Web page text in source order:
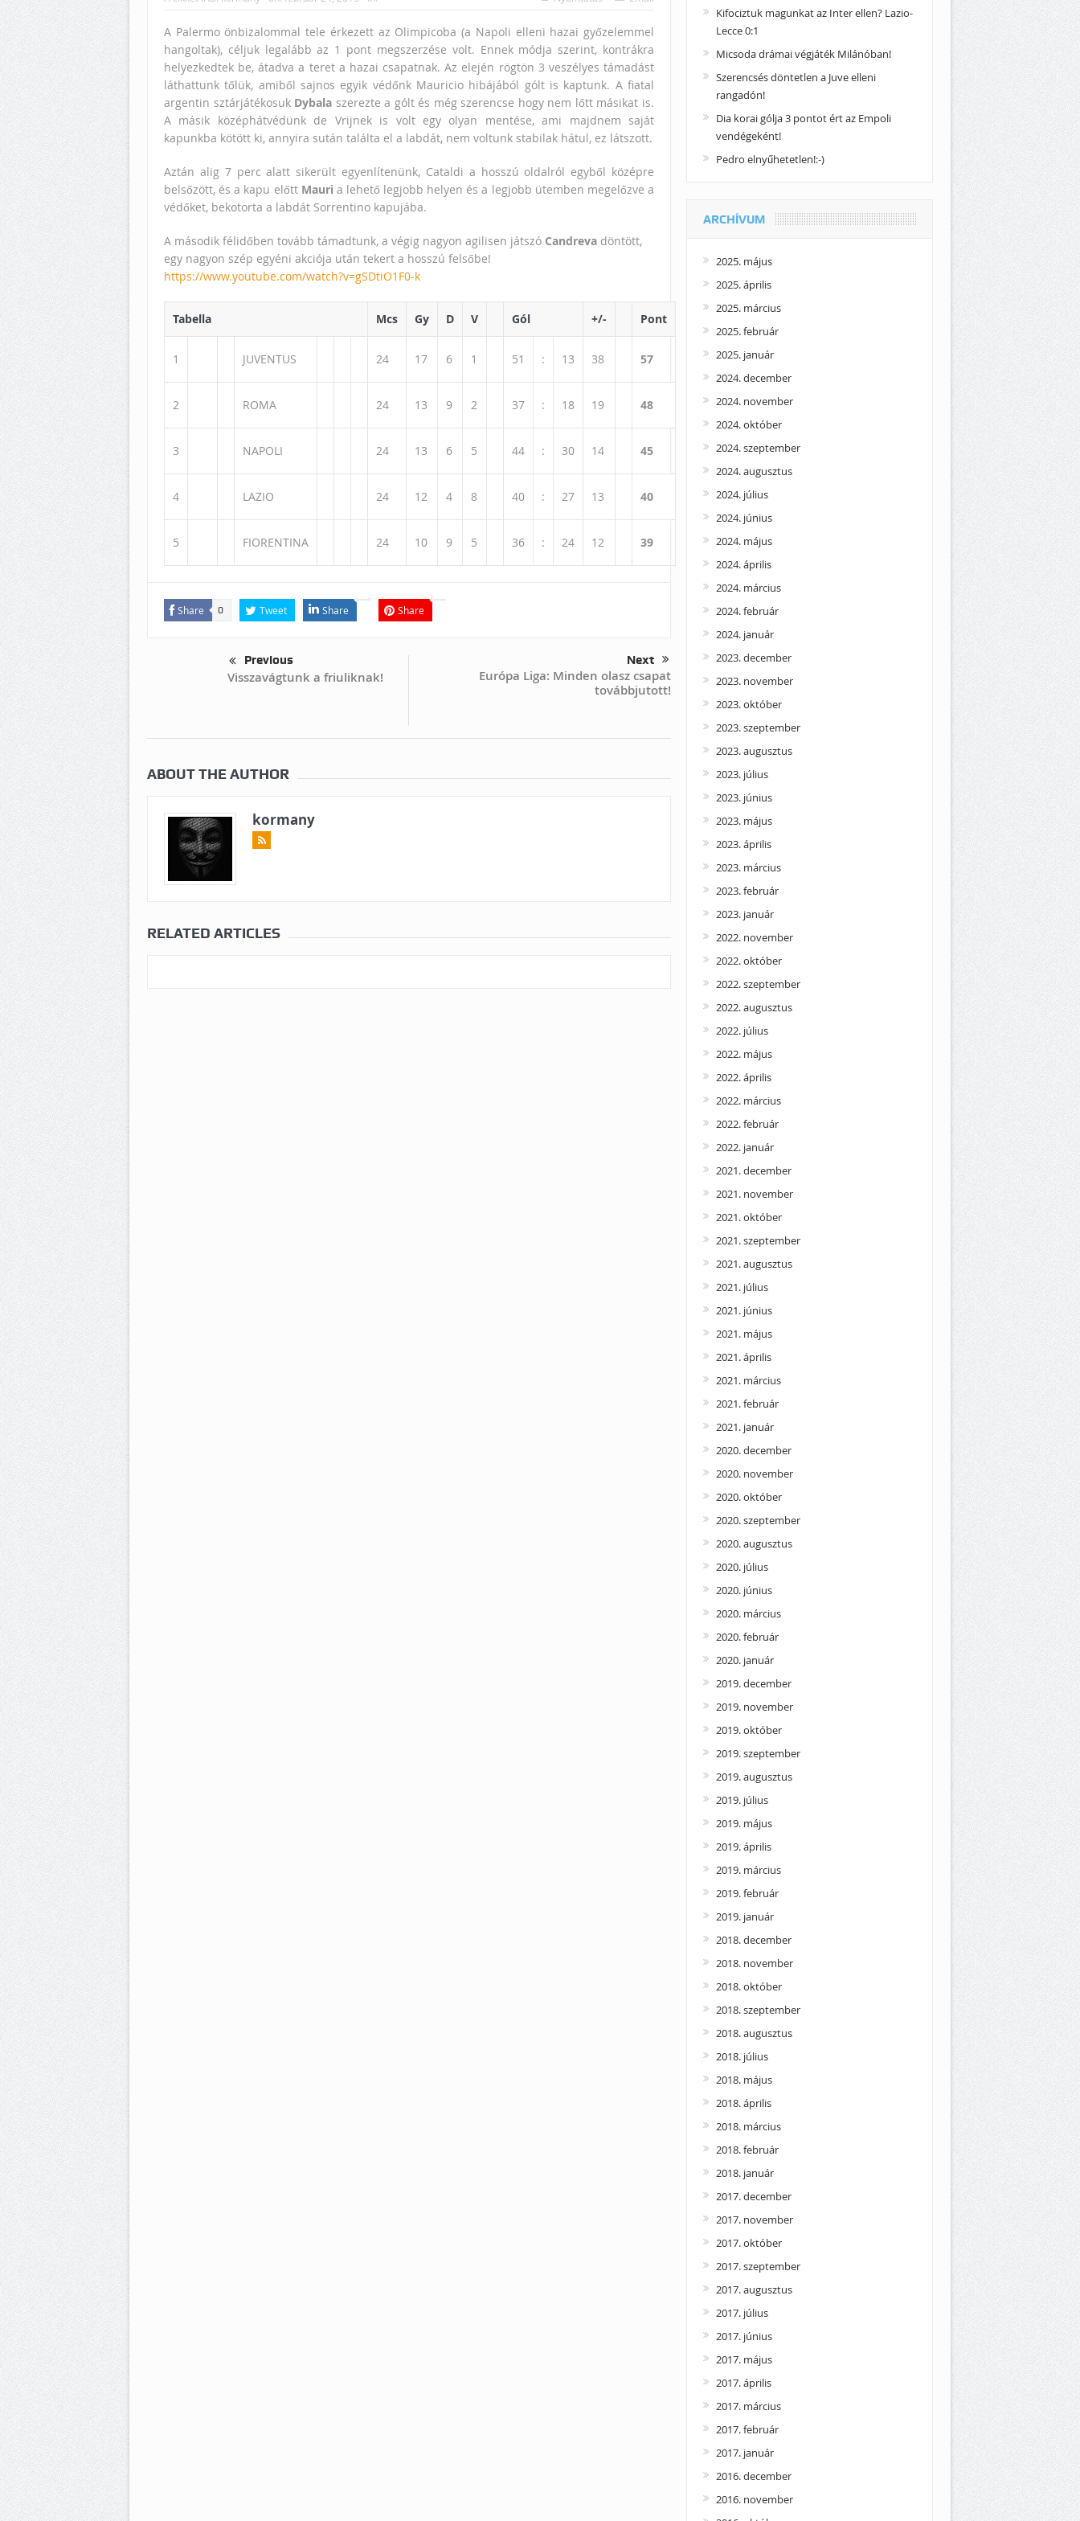
A Palermo önbizalommal tele érkezett az Olimpicoba (a Napoli elleni hazai győzelemmel
hangoltak), céljuk legalább az 1 pont megszerzése volt. Ennek módja szerint, kontrákra
helyezkedtek be, átadva a teret a hazai csapatnak. Az elején rögtön 3 veszélyes támadást
láthattunk tőlük, amiből sajnos egyik védőnk Mauricio hibájából gólt is kaptunk. A fiatal
argentin sztárjátékosukDybala szerezte a gólt és még szerencse hogy nem lőtt másikat is.
A másik középhátvédünk de Vrijnek is volt egy olyan mentése, ami majdnem saját
kapunkba kötött ki, annyira sután találta el a labdát, nem voltunk stabilak hátul, ez látszott.
Aztán alig 7 perc alatt sikerült egyenlítenünk, Cataldi a hosszú oldalról egyből középre
belsőzött, és a kapu előtt Mauri a lehető legjobb helyen és a legjobb ütemben megelőzve a
védőket, bekotorta a labdát Sorrentino kapujába.
A második félidőben tovább támadtunk, a végig nagyon agilisen játszó Candreva döntött,
egy nagyon szép egyéni akciója után tekert a hosszú felsőbe!
https://www.youtube.com/watch?v=gSDtiO1F0-k
Tabella Mcs Gy D V Gól +/- Pont
1 JUVENTUS 24 17 6 1 51 : 13 38 57
2 ROMA 24 13 9 2 37 : 18 19 48
3 NAPOLI 24 13 6 5 44 : 30 14 45
4 LAZIO 24 12 4 8 40 : 27 13 40
5 FIORENTINA 24 10 9 5 36 : 24 12 39
Share 0 Tweet Share Share
Previous
Visszavágtunk a friuliknak!
Next
Európa Liga: Minden olasz csapat
továbbjutott!
ABOUT THE AUTHOR
kormany
RELATED ARTICLES
Kifociztuk magunkat az Inter ellen? Lazio-
Lecce 0:1
Micsoda drámai végjáték Milánóban!
Szerencsés döntetlen a Juve elleni
rangadón!
Dia korai gólja 3 pontot ért az Empoli
vendégeként!
Pedro elnyűhetetlen!:-)
ARCHÍVUM
2025. május
2025. április
2025. március
2025. február
2025. január
2024. december
2024. november
2024. október
2024. szeptember
2024. augusztus
2024. július
2024. június
2024. május
2024. április
2024. március
2024. február
2024. január
2023. december
2023. november
2023. október
2023. szeptember
2023. augusztus
2023. július
2023. június
2023. május
2023. április
2023. március
2023. február
2023. január
2022. november
2022. október
2022. szeptember
2022. augusztus
2022. július
2022. május
2022. április
2022. március
2022. február
2022. január
2021. december
2021. november
2021. október
2021. szeptember
2021. augusztus
2021. július
2021. június
2021. május
2021. április
2021. március
2021. február
2021. január
2020. december
2020. november
2020. október
2020. szeptember
2020. augusztus
2020. július
2020. június
2020. március
2020. február
2020. január
2019. december
2019. november
2019. október
2019. szeptember
2019. augusztus
2019. július
2019. május
2019. április
2019. március
2019. február
2019. január
2018. december
2018. november
2018. október
2018. szeptember
2018. augusztus
2018. július
2018. május
2018. április
2018. március
2018. február
2018. január
2017. december
2017. november
2017. október
2017. szeptember
2017. augusztus
2017. július
2017. június
2017. május
2017. április
2017. március
2017. február
2017. január
2016. december
2016. november